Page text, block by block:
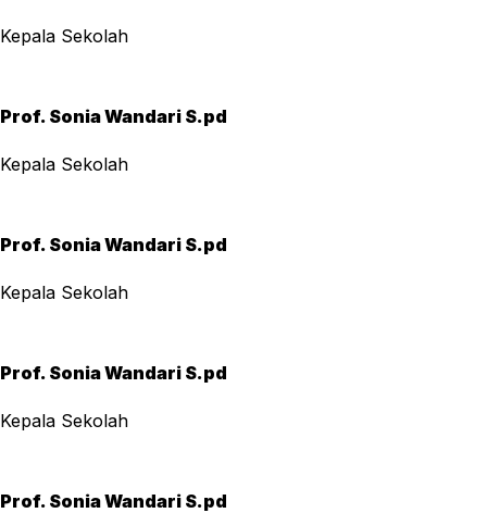
Kepala Sekolah
Prof. Sonia Wandari S.pd
Kepala Sekolah
Prof. Sonia Wandari S.pd
Kepala Sekolah
Prof. Sonia Wandari S.pd
Kepala Sekolah
Prof. Sonia Wandari S.pd